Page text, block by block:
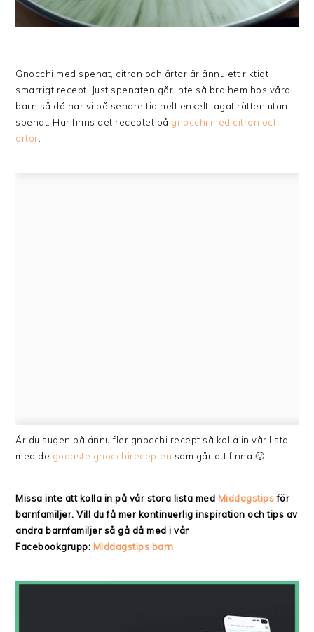
Gnocchi med spenat, citron och ärtor är ännu ett riktigt
smarrigt recept. Just spenaten går inte så bra hem hos våra
barn så då har vi på senare tid helt enkelt lagat rätten utan
spenat. Här finns det receptet på gnocchi med citron och
ärtor.
Är du sugen på ännu fler gnocchi recept så kolla in vår lista
med de godaste gnocchirecepten som går att finna 🙂
Missa inte att kolla in på vår stora lista med Middagstipsför
barnfamiljer. Vill du få mer kontinuerlig inspiration och tips av
andra barnfamiljer så gå då med i vår
Facebookgrupp: Middagstips barn